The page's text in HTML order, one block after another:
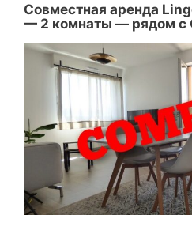
Совместная аренда
— 2 комнаты — рядом с